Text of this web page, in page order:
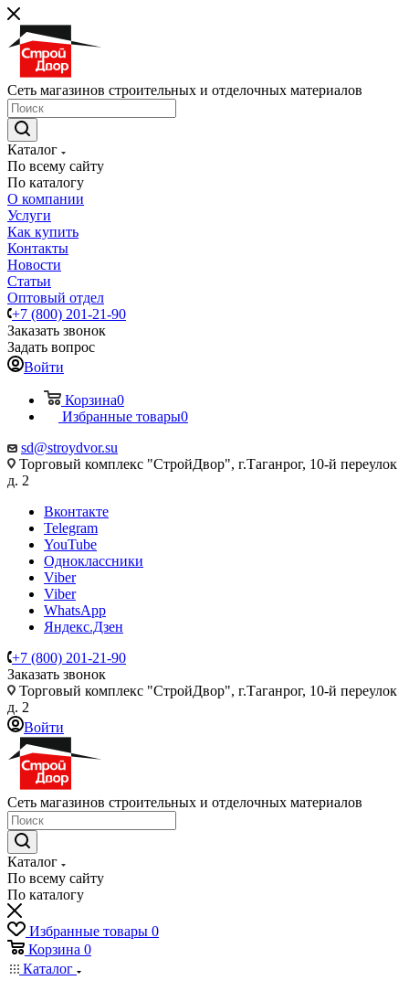
Сеть магазинов строительных и отделочных материалов
Каталог
По всему сайту
По каталогу
О компании
Услуги
Как купить
Контакты
Новости
Статьи
Оптовый отдел
+7 (800) 201-21-90
Заказать звонок
Задать вопрос
Войти
Корзина0
Избранные товары0
sd@stroydvor.su
Торговый комплекс "СтройДвор", г.Таганрог, 10-й переулок
д. 2
Вконтакте
Telegram
YouTube
Одноклассники
Viber
Viber
WhatsApp
Яндекс.Дзен
+7 (800) 201-21-90
Заказать звонок
Торговый комплекс "СтройДвор", г.Таганрог, 10-й переулок
д. 2
Войти
Сеть магазинов строительных и отделочных материалов
Каталог
По всему сайту
По каталогу
Избранные товары 0
Корзина 0
Каталог